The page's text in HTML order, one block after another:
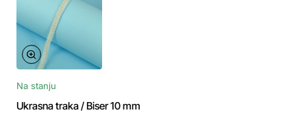
Na stanju
Ukrasna traka / Biser 10 mm